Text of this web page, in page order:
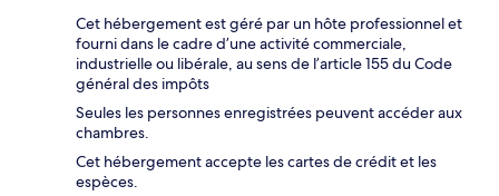
Cet hébergement est géré par un hôte professionnel et
fourni dans le cadre d’une activité commerciale,
industrielle ou libérale, au sens de l’article 155 du Code
général des impôts
Seules les personnes enregistrées peuvent accéder aux
chambres.
Cet hébergement accepte les cartes de crédit et les
espèces.